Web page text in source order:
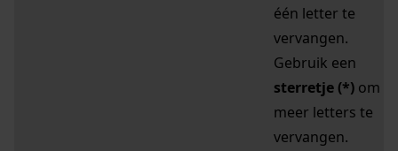
één letter te
vervangen.
Gebruik een
sterretje (*) om
meer letters te
vervangen.